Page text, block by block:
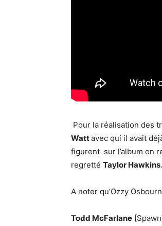
Pour la réalisation des
Wattavec qui il avait
figurent sur l’album on
regretté Taylor Hawkins.
A noter qu’Ozzy
Todd McFarlane